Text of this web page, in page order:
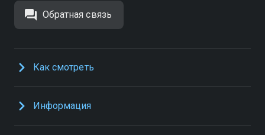
Обратная связь
Как смотреть
Информация